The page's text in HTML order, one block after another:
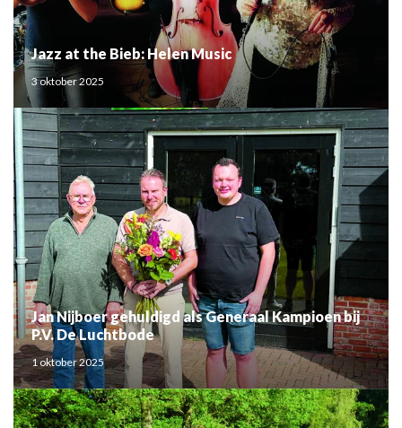
Jazz at the Bieb: Helen Music
3 oktober 2025
Jan Nijboer gehuldigd als Generaal Kampioen bij
P.V. De Luchtbode
1 oktober 2025